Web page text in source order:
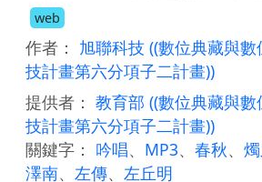
web
作者： 旭聯科技 ((數位典藏與
技計畫第六分項子二計畫))
提供者： 教育部 ((數位典藏與
技計畫第六分項子二計畫))
關鍵字： 吟唱、 MP3、 春秋、
澤南、 左傳、 左丘明